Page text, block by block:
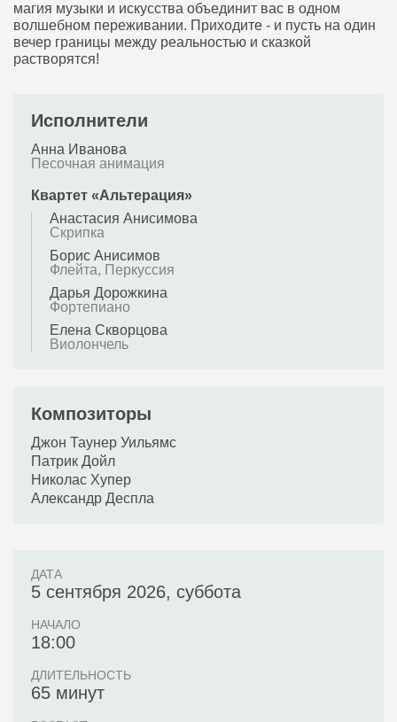
магия музыки и искусства объединит вас в одном
волшебном переживании. Приходите - и пусть на один
вечер границы между реальностью и сказкой
растворятся!
Исполнители
Анна Иванова
Песочная анимация
Квартет «Альтерация»
Анастасия Анисимова
Скрипка
Борис Анисимов
Флейта, Перкуссия
Дарья Дорожкина
Фортепиано
Елена Скворцова
Виолончель
Композиторы
Джон Таунер Уильямс
Патрик Дойл
Николас Хупер
Александр Деспла
ДАТА
5 сентября 2026, суббота
НАЧАЛО
18:00
ДЛИТЕЛЬНОСТЬ
65 минут